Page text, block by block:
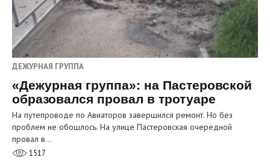
ДЕЖУРНАЯ ГРУППА
«Дежурная группа»: на Пастеровской
образовался провал в тротуаре
На путепроводе по Авиаторов завершился ремонт. Но без
проблем не обошлось. На улице Пастеровская очередной
провал в…
1517